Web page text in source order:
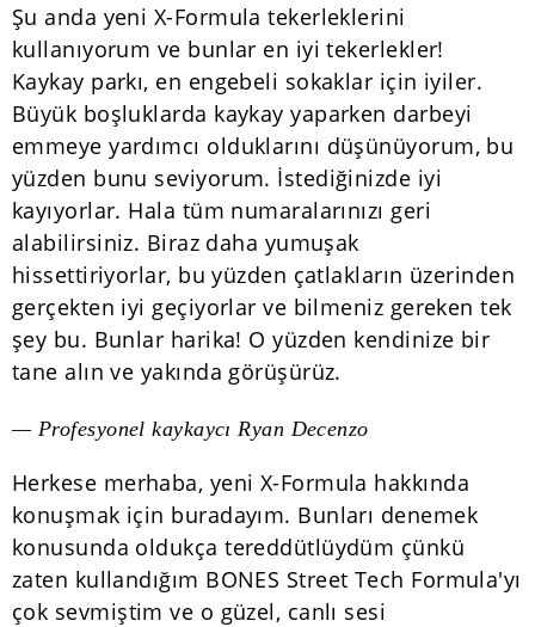
Şu anda yeni X-Formula tekerleklerini
kullanıyorum ve bunlar en iyi tekerlekler!
Kaykay parkı, en engebeli sokaklar için iyiler.
Büyük boşluklarda kaykay yaparken darbeyi
emmeye yardımcı olduklarını düşünüyorum, bu
yüzden bunu seviyorum. İstediğinizde iyi
kayıyorlar. Hala tüm numaralarınızı geri
alabilirsiniz. Biraz daha yumuşak
hissettiriyorlar, bu yüzden çatlakların üzerinden
gerçekten iyi geçiyorlar ve bilmeniz gereken tek
şey bu. Bunlar harika! O yüzden kendinize bir
tane alın ve yakında görüşürüz.
— Profesyonel kaykaycı Ryan Decenzo
Herkese merhaba, yeni X-Formula hakkında
konuşmak için buradayım. Bunları denemek
konusunda oldukça tereddütlüydüm çünkü
zaten kullandığım BONES Street Tech Formula'yı
çok sevmiştim ve o güzel, canlı sesi